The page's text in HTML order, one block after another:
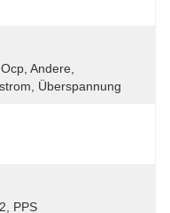
Andere,
Überspannung
PPS